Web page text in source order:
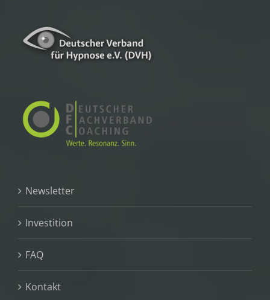
Newsletter
Investition
FAQ
Kontakt